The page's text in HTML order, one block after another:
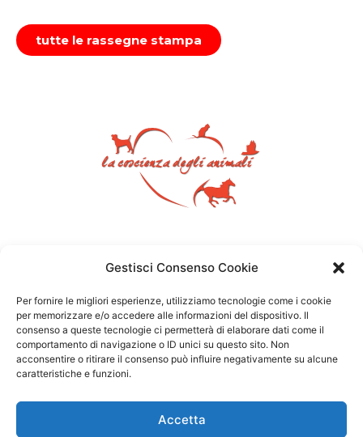
Gestisci Consenso Cookie
Per fornire le migliori esperienze, utilizziamo tecnologie come i cookie
per memorizzare e/o accedere alle informazioni del dispositivo. Il
consenso a queste tecnologie ci permetterà di elaborare dati come il
comportamento di navigazione o ID unici su questo sito. Non
acconsentire o ritirare il consenso può influire negativamente su alcune
caratteristiche e funzioni.
Accetta
tutte le rassegne stampa